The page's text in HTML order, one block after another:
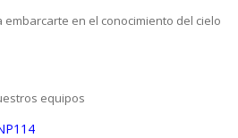
en el conocimiento del cielo
equipos